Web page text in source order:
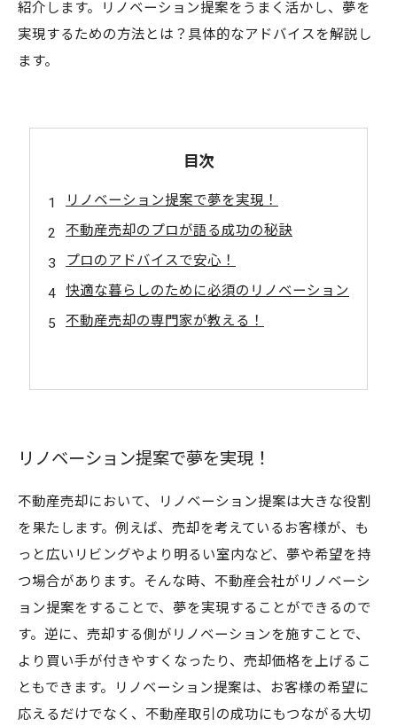
紹介します。リノベーション提案をうまく活かし、夢を
実現するための方法とは？具体的なアドバイスを解説し
ます。
目次
リノベーション提案で夢を実現！
不動産売却のプロが語る成功の秘訣
プロのアドバイスで安心！
快適な暮らしのために必須のリノベーション
不動産売却の専門家が教える！
リノベーション提案で夢を実現！
不動産売却において、リノベーション提案は大きな役割
を果たします。例えば、売却を考えているお客様が、も
っと広いリビングやより明るい室内など、夢や希望を持
つ場合があります。そんな時、不動産会社がリノベーシ
ョン提案をすることで、夢を実現することができるので
す。逆に、売却する側がリノベーションを施すことで、
より買い手が付きやすくなったり、売却価格を上げるこ
ともできます。リノベーション提案は、お客様の希望に
応えるだけでなく、不動産取引の成功にもつながる大切